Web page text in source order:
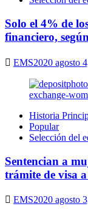
Solo el 4% de
financiero,
EMS2020 agosto
Historia
Popular
Selección del
Sentencian a
trámite de visa
EMS2020 agosto